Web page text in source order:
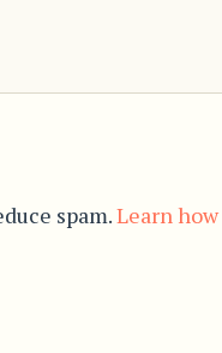
spam.Learn